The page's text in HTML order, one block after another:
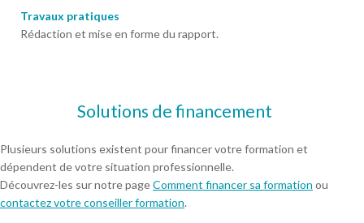
Travaux pratiques
Rédaction et mise en forme du rapport.
Solutions de financement
Plusieurs solutions existent pour financer votre formation et
dépendent de votre situation professionnelle.
Découvrez-les sur notre pageComment financer sa formation ou
contactez votre conseiller formation.